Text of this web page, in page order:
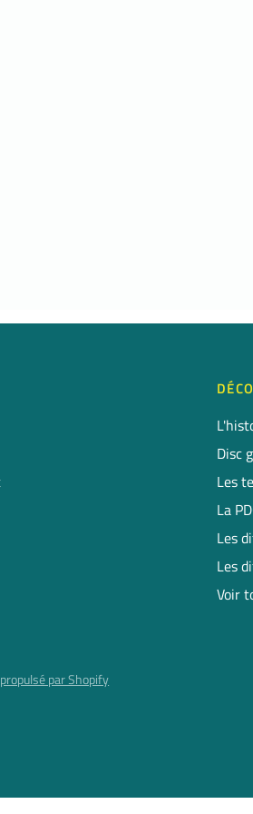
Disc
Les
La
Les
Les
Voir
par Shopify